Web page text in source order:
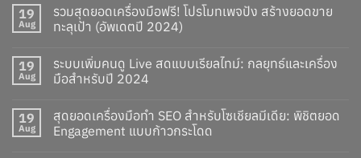
19
Aug
รวมสุดยอดเครื่องมือฟรี! โปรโมทเพจปัง สร้างยอดขาย
ทะลุเป้า (อัพเดตปี 2024)
19
Aug
ระบบเพิ่มคนดู Live สดแบบเรียลไทม์: กลยุทธ์และเครื่อง
มือสำหรับปี 2024
19
Aug
สุดยอดเครื่องมือทำ SEO สำหรับโซเชียลมีเดีย: พิชิตยอด
Engagement แบบก้าวกระโดด